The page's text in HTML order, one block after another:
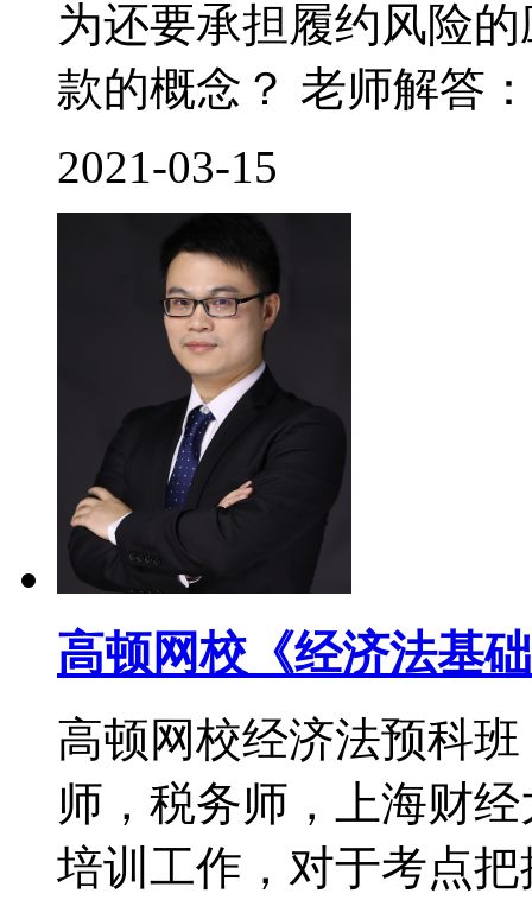
为还要承担履约风险
款的概念？ 老师解答
2021-03-15
高顿网校《经济法基
高顿网校经济法预科
师，税务师，上海财
培训工作，对于考点